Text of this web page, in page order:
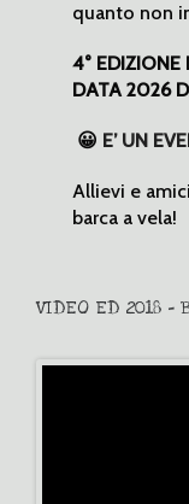
quanto non
4° EDIZIONE
DATA 2026
😀 E’ UN
Allievi e
barca a vela!
VIDEO ED 2018